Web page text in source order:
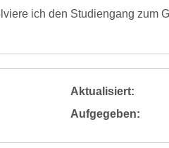
ich den Studiengang zum
Aktualisiert:
Aufgegeben: